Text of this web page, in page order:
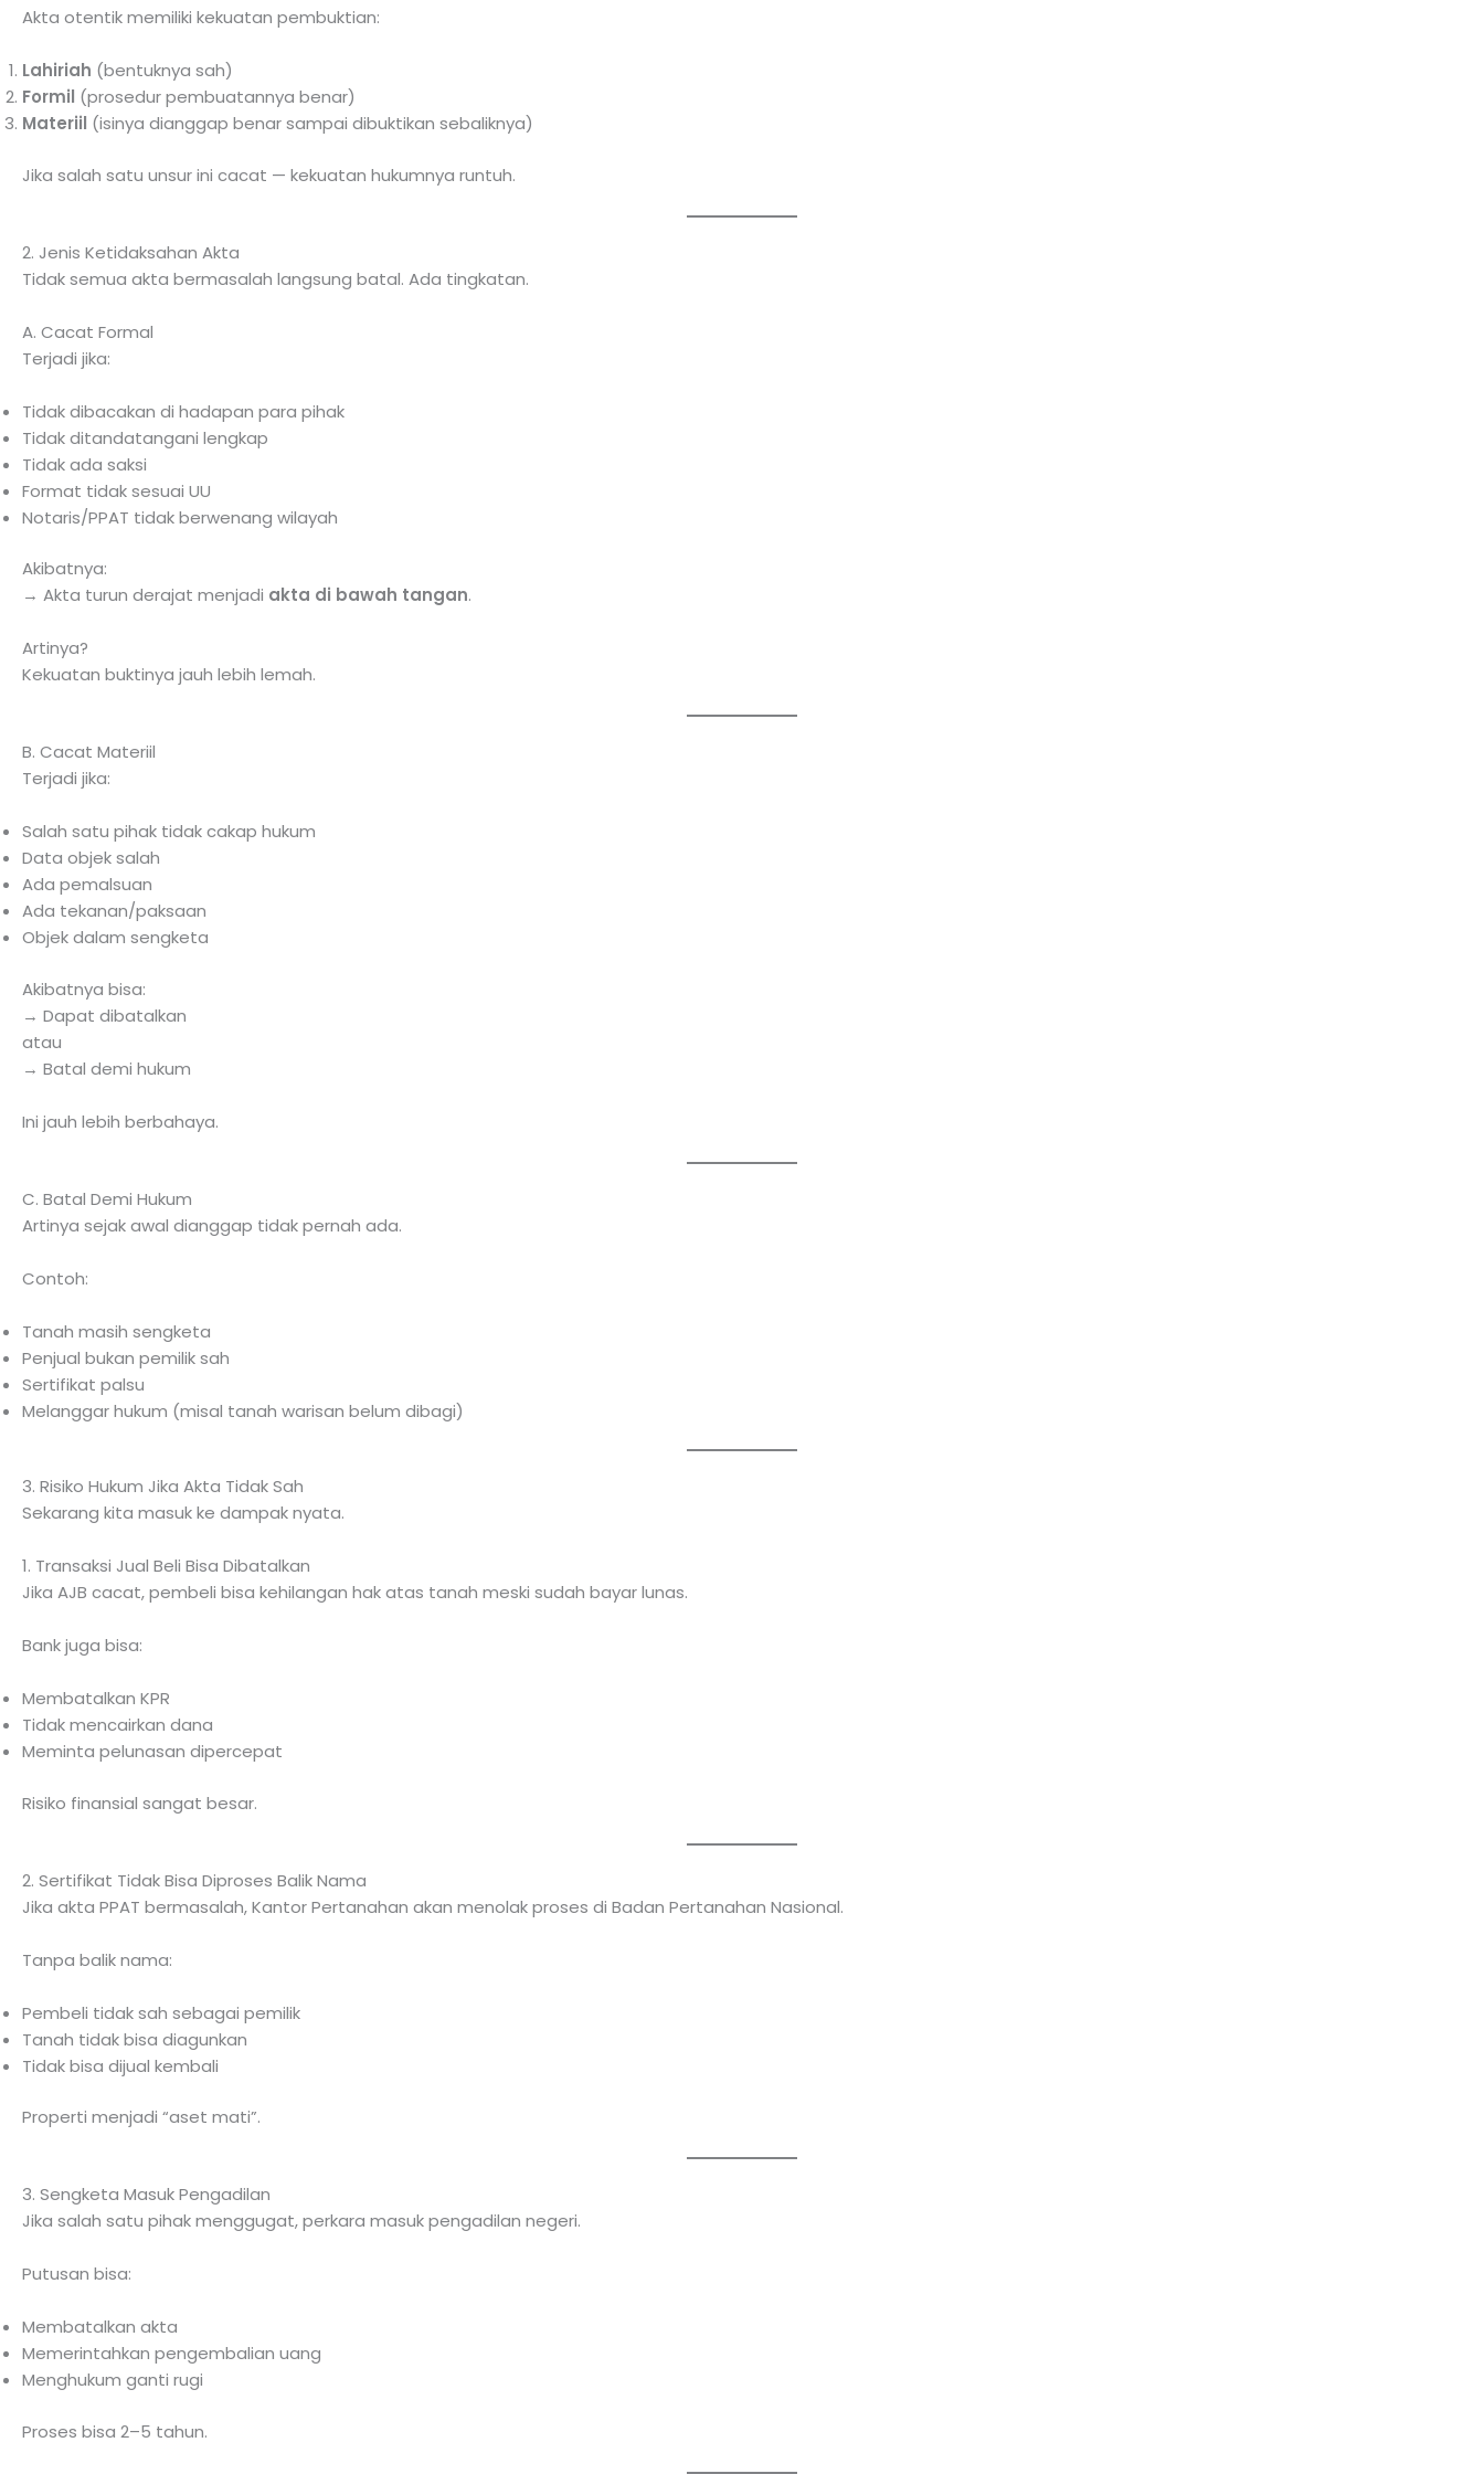
Akta otentik memiliki kekuatan pembuktian:
Lahiriah (bentuknya sah)
Formil (prosedur pembuatannya benar)
Materiil (isinya dianggap benar sampai dibuktikan sebaliknya)
Jika salah satu unsur ini cacat — kekuatan hukumnya runtuh.
2. Jenis Ketidaksahan Akta
Tidak semua akta bermasalah langsung batal. Ada tingkatan.
A. Cacat Formal
Terjadi jika:
Tidak dibacakan di hadapan para pihak
Tidak ditandatangani lengkap
Tidak ada saksi
Format tidak sesuai UU
Notaris/PPAT tidak berwenang wilayah
Akibatnya:
→ Akta turun derajat menjadi akta di bawah tangan.
Artinya?
Kekuatan buktinya jauh lebih lemah.
B. Cacat Materiil
Terjadi jika:
Salah satu pihak tidak cakap hukum
Data objek salah
Ada pemalsuan
Ada tekanan/paksaan
Objek dalam sengketa
Akibatnya bisa:
→ Dapat dibatalkan
atau
→ Batal demi hukum
Ini jauh lebih berbahaya.
C. Batal Demi Hukum
Artinya sejak awal dianggap tidak pernah ada.
Contoh:
Tanah masih sengketa
Penjual bukan pemilik sah
Sertifikat palsu
Melanggar hukum (misal tanah warisan belum dibagi)
3. Risiko Hukum Jika Akta Tidak Sah
Sekarang kita masuk ke dampak nyata.
1. Transaksi Jual Beli Bisa Dibatalkan
Jika AJB cacat, pembeli bisa kehilangan hak atas tanah meski sudah bayar lunas.
Bank juga bisa:
Membatalkan KPR
Tidak mencairkan dana
Meminta pelunasan dipercepat
Risiko finansial sangat besar.
2. Sertifikat Tidak Bisa Diproses Balik Nama
Jika akta PPAT bermasalah, Kantor Pertanahan akan menolak proses di Badan Pertanahan Nasional.
Tanpa balik nama:
Pembeli tidak sah sebagai pemilik
Tanah tidak bisa diagunkan
Tidak bisa dijual kembali
Properti menjadi “aset mati”.
3. Sengketa Masuk Pengadilan
Jika salah satu pihak menggugat, perkara masuk pengadilan negeri.
Putusan bisa:
Membatalkan akta
Memerintahkan pengembalian uang
Menghukum ganti rugi
Proses bisa 2–5 tahun.